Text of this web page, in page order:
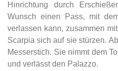
Hinrichtung durch
Wunsch einen Pass, mit
verlassen kann, zusammen
Scarpia sich auf sie stürzen.
Messerstich. Sie nimmt dem
und verlässt den Palazzo.